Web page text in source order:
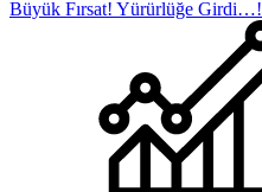
Büyük Fırsat! Yürürlüğe Girdi…!